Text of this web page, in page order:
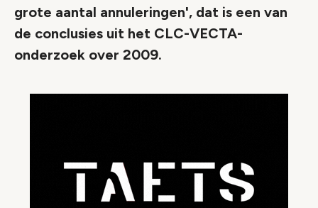
grote aantal annuleringen', dat is een van
de conclusies uit het CLC-VECTA-
onderzoek over 2009.